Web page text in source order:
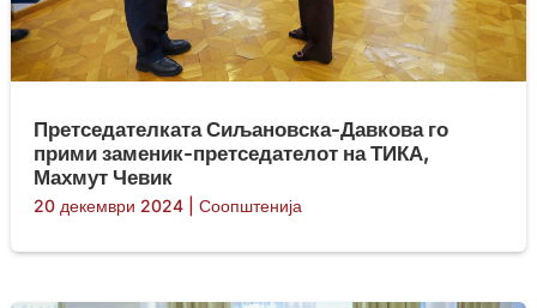
Претседателката Сиљановска-Давкова го
прими заменик-претседателот на ТИКА,
Махмут Чевик
20 декември 2024| Соопштенија